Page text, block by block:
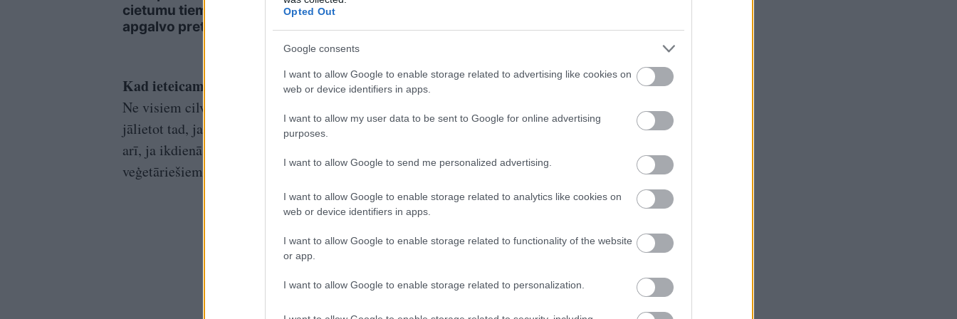
Opted Out
Google consents
I want to allow Google to enable storage related to advertising like cookies on
web or device identifiers in apps.
I want to allow my user data to be sent to Google for online advertising
purposes.
I want to allow Google to send me personalized advertising.
I want to allow Google to enable storage related to analytics like cookies on
web or device identifiers in apps.
I want to allow Google to enable storage related to functionality of the website
or app.
I want to allow Google to enable storage related to personalization.
cietumu tiem, kuri
apgalvo pretējo
saimnieks tiesā nespēj
valdīt asaras
neapskaužamā
Kad ieteicams lietot uztura bagātinātājus?
Ne visiem cilvēkiem ir vajadzība pēc uztura bagātinātājiem. Ārsti saka, ka tos būtu
jālietot tad, ja cilvēks kāda iemesla dēļ nelieto pilnvērtīgu, sabalansētu uzturu, kā
arī, ja ikdienā ir liela fiziskā vai garīgā slodze. Uztura bagātinātāji ieteicami arī
veģetāriešiem un vegāniem.